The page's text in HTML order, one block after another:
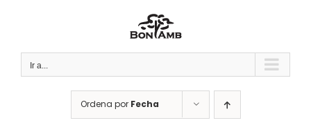
Ir a...
Ordena por Fecha